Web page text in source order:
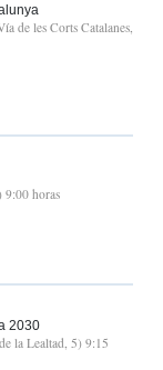
de les Corts Catalanes,
horas
2030
la Lealtad, 5) 9:15